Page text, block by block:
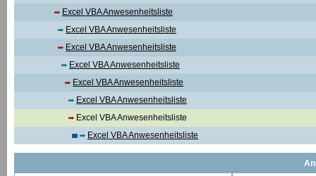
Excel VBA Anwesenheitsliste
Excel VBA Anwesenheitsliste
Excel VBA Anwesenheitsliste
Excel VBA Anwesenheitsliste
Excel VBA Anwesenheitsliste
Excel VBA Anwesenheitsliste
Excel VBA Anwesenheitsliste
Excel VBA Anwesenheitsliste